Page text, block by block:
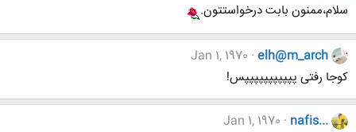
سلام،ممنون بابت درخواستتون.
elh@m_arch
Jan 1, 1970
کوجا رفتی پپپپپپپپپپپس!
nafis...
Jan 1, 1970